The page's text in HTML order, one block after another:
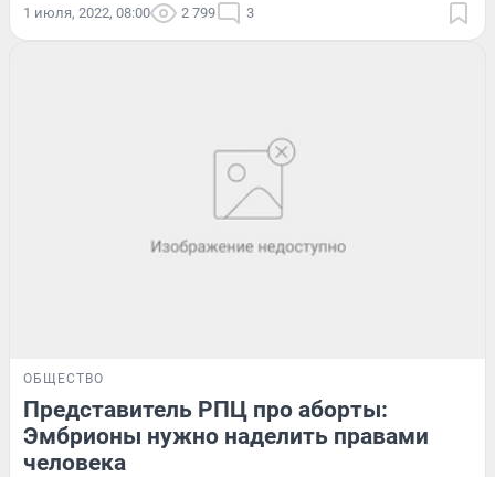
1 июля, 2022, 08:00 2 799 3
ОБЩЕСТВО
Представитель РПЦ про аборты:
Эмбрионы нужно наделить правами
человека